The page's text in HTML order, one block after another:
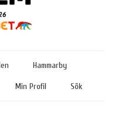
Hammarby
Min Profil Sök